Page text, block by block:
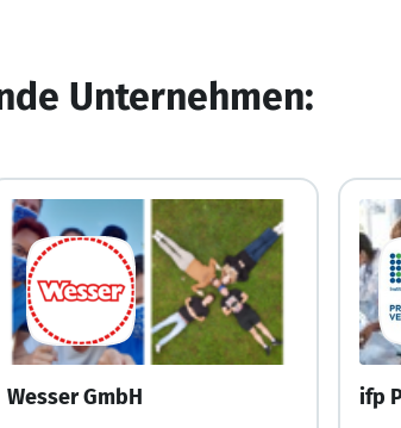
Unternehmen:
Wesser GmbH